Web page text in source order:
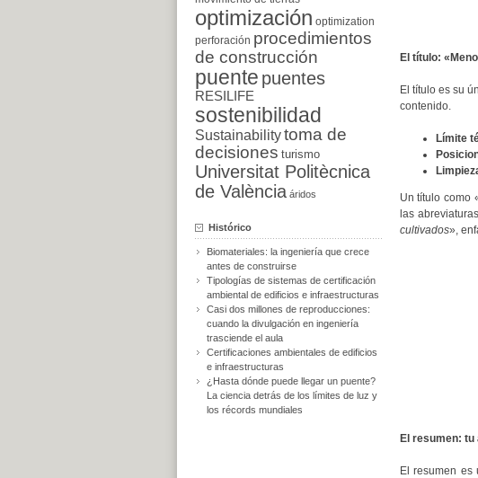
El título:
El título es su
contenido.
Límite
Un título como
las
cultivados»,
El resumen:
El resumen es
optimización optimization
perforación procedimientos
de construcción
puente puentes
RESILIFE
sostenibilidad
Sustainabilitytoma de
decisiones turismo
Universitat Politècnica
de València áridos
Histórico
Biomateriales: la ingeniería que crece
antes de construirse
Tipologías de sistemas de certificación
ambiental de edificios e infraestructuras
Casi dos millones de reproducciones:
cuando la divulgación en ingeniería
trasciende el aula
Certificaciones ambientales de edificios
e infraestructuras
¿Hasta dónde puede llegar un puente?
La ciencia detrás de los límites de luz y
los récords mundiales